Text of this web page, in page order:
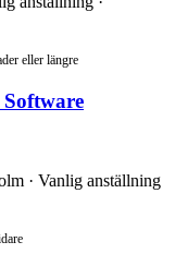
eller längre
· Vanlig anställning